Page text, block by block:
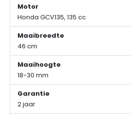
Motor
Honda GCV135, 135 cc
Maaibreedte
46 cm
Maaihoogte
18-30 mm
Garantie
2 jaar